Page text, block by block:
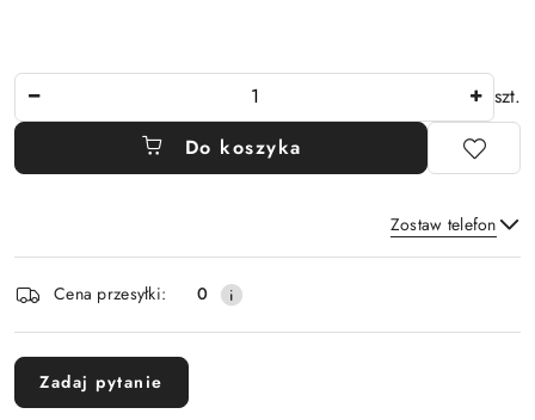
szt.
Do koszyka
Zostaw telefon
Wyślij
Dostępność
i
dostawa
Cena przesyłki: 0
Zadaj pytanie